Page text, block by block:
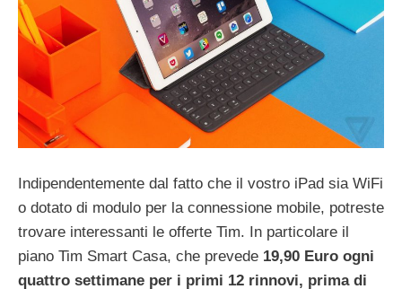
Indipendentemente dal fatto che il vostro iPad sia WiFi
o dotato di modulo per la connessione mobile, potreste
trovare interessanti le offerte Tim. In particolare il
piano Tim Smart Casa, che prevede 19,90 Euro ogni
quattro settimane per i primi 12 rinnovi, prima di